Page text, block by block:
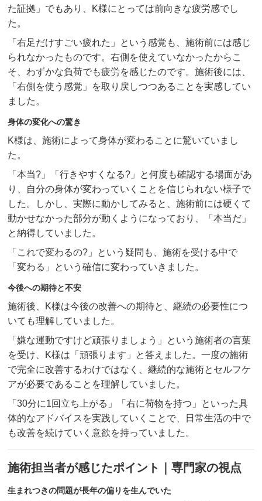
た証拠」でもあり、K様にとっては前向きな疲労感でし
た。
「右足だけすごい疲れた」という感覚も、施術前には感じ
られなかったものです。右側を使えていなかったからこ
そ、わずかな負荷でも疲労を感じたのです。施術後には、
「右側を使う感覚」を取り戻しつつあることを実感してい
ました。
身体の変化への驚き
K様は、施術によって身体が変わることに驚いていまし
た。
「本当?」「行きやすくなる?」と何度も確認する場面があ
り、自分の身体が変わっていくことを信じられない様子で
した。しかし、実際に動かしてみると、施術前には硬くて
動かせなかった部分が動くようになっており、「本当だ」
と納得していました。
「これで変わるの?」という疑問も、施術を受ける中で
「変わる」という確信に変わっていきました。
今後への期待と不安
施術後、K様は今後の改善への期待と、継続の必要性につ
いても理解していました。
「嫌な運動ですけど頑張りましょう」という施術者の言葉
を受け、K様は「頑張ります」と答えました。一度の施術
で完全に改善するわけではなく、継続的な施術とセルフケ
アが必要であることを理解していました。
「30分に1回立ち上がる」「右に荷物を持つ」といった具
体的なアドバイスを実践していくことで、日常生活の中で
も改善を続けていく意欲を持っていました。
施術担当者が感じたポイント｜専門家の視点
生まれつきの問題が長年の偏りを生んでいた